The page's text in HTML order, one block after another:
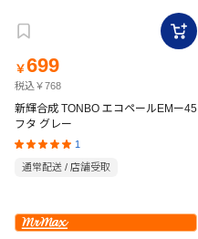
￥699
税込￥768
新輝合成 TONBO エコペールEMー45
フタ グレー
1
通常配送 / 店舗受取